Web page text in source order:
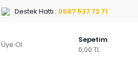
Destek Hattı : 0507 537 72 71
Üye Ol
Sepetim
0,00 TL